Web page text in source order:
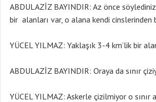
ABDULAZİZ BAYINDIR: Az önce
bir alanları var, o alana kendi cinslerinden
YÜCEL YILMAZ: Yaklaşık 3-4 km’lik bir
ABDULAZİZ BAYINDIR: Oraya da sınır
YÜCEL YILMAZ: Askerle çizilmiyor o sınır